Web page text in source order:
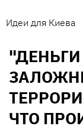
Идеи для Киева
ЧТО